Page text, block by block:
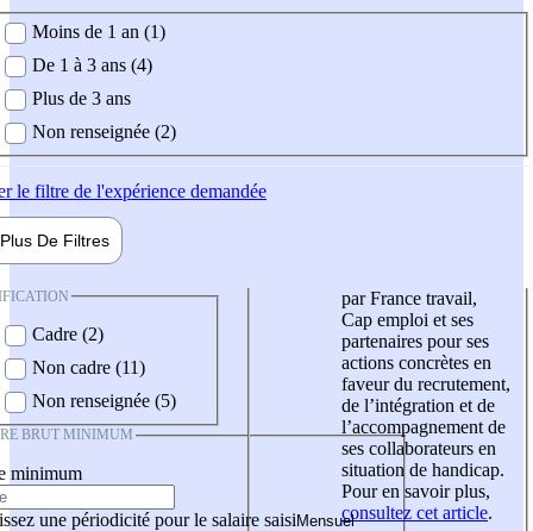
demandée
Moins de 1 an (1)
De 1 à 3 ans (4)
Plus de 3 ans
Non renseignée (2)
le filtre de l'expérience demandée
Plus De Filtres
Cadre (2)
Non cadre (11)
Non renseignée (5)
BRUT MINIMUM
minimum
une périodicité pour le salaire saisi
par France travail,
Cap emploi et ses
partenaires pour ses
actions concrètes en
faveur du recrutement,
de l’intégration et de
l’accompagnement de
ses collaborateurs en
situation de handicap.
Pour en savoir plus,
consultez cet article.